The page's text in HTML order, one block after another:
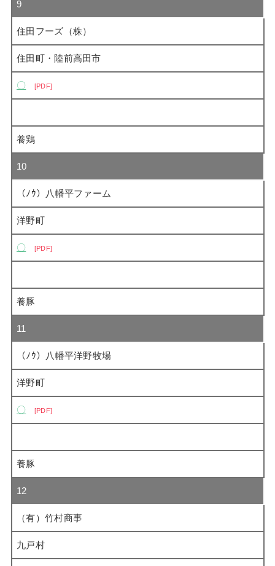
9
住田フーズ（株）
住田町・陸前高田市
〇 PDF
養鶏
10
（ﾉｳ）八幡平ファーム
洋野町
〇 PDF
養豚
11
（ﾉｳ）八幡平洋野牧場
洋野町
〇 PDF
養豚
12
（有）竹村商事
九戸村